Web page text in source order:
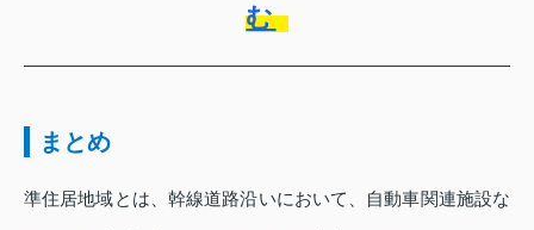
む
まとめ
準住居地域とは、幹線道路沿いにおいて、自動車関連施設な